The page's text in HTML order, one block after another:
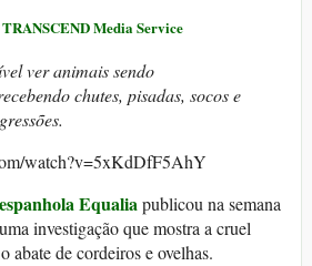
Media Service
ver animais sendo
chutes, pisadas, socos e
watch?v=5xKdDfF5AhY
Equaliapublicou na semana
investigação que mostra a cruel
abate de cordeiros e ovelhas.